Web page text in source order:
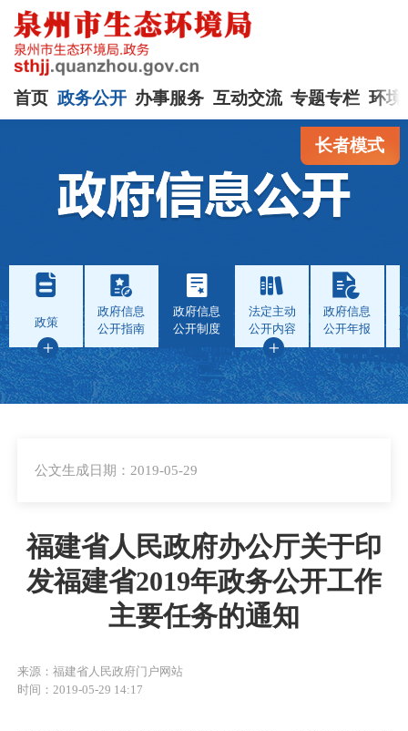
首页 政务公开 办事服务 互动交流 专题专栏 环境
长者模式
政策
政府信息
公开指南
政府信息
公开制度
法定主动
公开内容
政府信息
公开年报
公文生成日期：2019-05-29
福建省人民政府办公厅关于印
发福建省2019年政务公开工作
主要任务的通知
来源：福建省人民政府门户网站
时间：2019-05-29 14:17